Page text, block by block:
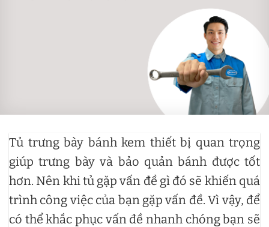
Tủ trưng bày bánh kem thiết bị quan trọng
giúp trưng bày và bảo quản bánh được tốt
hơn. Nên khi tủ gặp vấn đề gì đó sẽ khiến quá
trình công việc của bạn gặp vấn đề. Vì vậy, để
có thể khắc phục vấn đề nhanh chóng bạn sẽ